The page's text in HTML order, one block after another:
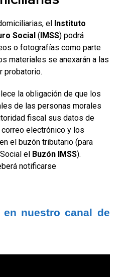
el Instituto
Social(IMSS) podrá
o fotografías como parte
materiales se anexarán a las
probatorio.
la obligación de que los
de las personas morales
fiscal sus datos de
electrónico y los
el buzón tributario (para
el Buzón IMSS).
notificarse
en nuestro canal de